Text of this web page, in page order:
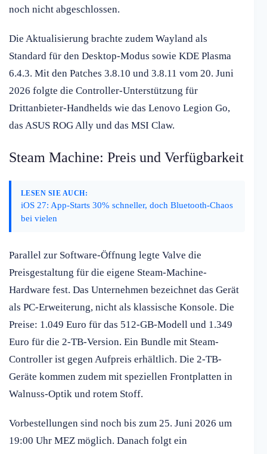
noch nicht abgeschlossen.
Die Aktualisierung brachte zudem Wayland als
Standard für den Desktop-Modus sowie KDE Plasma
6.4.3. Mit den Patches 3.8.10 und 3.8.11 vom 20. Juni
2026 folgte die Controller-Unterstützung für
Drittanbieter-Handhelds wie das Lenovo Legion Go,
das ASUS ROG Ally und das MSI Claw.
Steam Machine: Preis und Verfügbarkeit
LESEN SIE AUCH:
iOS 27: App-Starts 30% schneller, doch Bluetooth-Chaos
bei vielen
Parallel zur Software-Öffnung legte Valve die
Preisgestaltung für die eigene Steam-Machine-
Hardware fest. Das Unternehmen bezeichnet das Gerät
als PC-Erweiterung, nicht als klassische Konsole. Die
Preise: 1.049 Euro für das 512-GB-Modell und 1.349
Euro für die 2-TB-Version. Ein Bundle mit Steam-
Controller ist gegen Aufpreis erhältlich. Die 2-TB-
Geräte kommen zudem mit speziellen Frontplatten in
Walnuss-Optik und rotem Stoff.
Vorbestellungen sind noch bis zum 25. Juni 2026 um
19:00 Uhr MEZ möglich. Danach folgt ein